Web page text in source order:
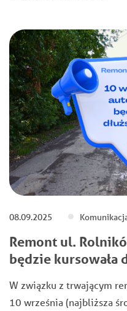
08.09.2025
Remont ul.
będzie kursowała
W związku z trwającym
10 września (najbliższa